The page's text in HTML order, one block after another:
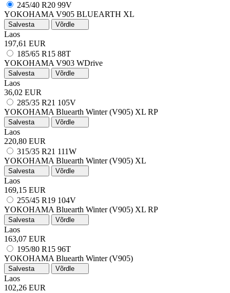
245/40 R20 99V
YOKOHAMA V905 BLUEARTH XL
Salvesta Võrdle
Laos
197,61 EUR
185/65 R15 88T
YOKOHAMA V903 WDrive
Salvesta Võrdle
Laos
36,02 EUR
285/35 R21 105V
YOKOHAMA Bluearth Winter (V905) XL RP
Salvesta Võrdle
Laos
220,80 EUR
315/35 R21 111W
YOKOHAMA Bluearth Winter (V905) XL
Salvesta Võrdle
Laos
169,15 EUR
255/45 R19 104V
YOKOHAMA Bluearth Winter (V905) XL RP
Salvesta Võrdle
Laos
163,07 EUR
195/80 R15 96T
YOKOHAMA Bluearth Winter (V905)
Salvesta Võrdle
Laos
102,26 EUR